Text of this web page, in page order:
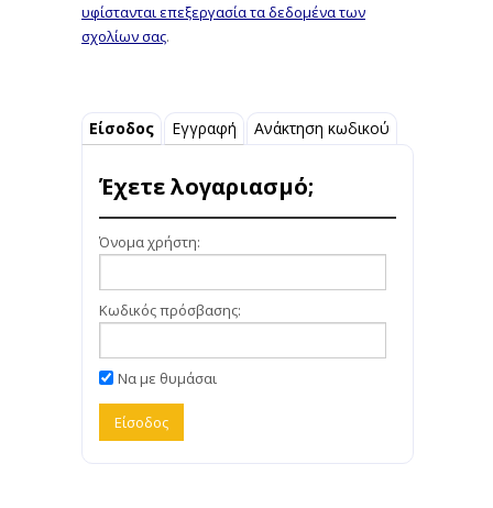
υφίστανται επεξεργασία τα δεδομένα των
σχολίων σας.
Είσοδος Εγγραφή Ανάκτηση κωδικού
Έχετε λογαριασμό;
Όνομα χρήστη:
Κωδικός πρόσβασης:
Να με θυμάσαι